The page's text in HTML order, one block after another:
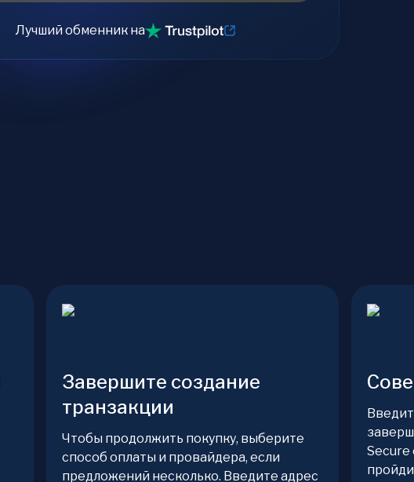
Лучший обменник на
Завершите создание
транзакции
Чтобы продолжить покупку, выберите
способ оплаты и провайдера, если
предложений несколько. Введите адрес
Secure